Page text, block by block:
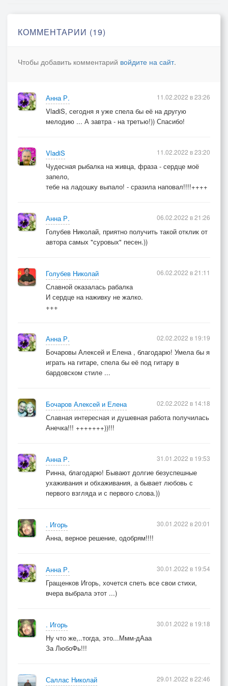
Ловили меня, ловили –
Поймал меня всё же? Или …
КОММЕНТАРИИ (19)
Чтобы добавить комментарий войдите на сайт.
Анна Р.
VladiS, сегодня я уже спела бы её на другую
мелодию ... А завтра - на третью!)) Спасибо!
11.02.2022 в 23:26
VladiS
Чудесная рыбалка на живца, фраза - сердце моё
запело,
тебе на ладошку выпало! - сразила наповал!!!!++++
11.02.2022 в 23:20
Анна Р.
Голубев Николай, приятно получить такой отклик от
автора самых "суровых" песен.))
06.02.2022 в 21:26
Голубев Николай
Славной оказалась рабалка
И сердце на наживку не жалко.
+++
06.02.2022 в 21:11
Анна Р.
Бочаровы Алексей и Елена , благодарю! Умела бы я
играть на гитаре, спела бы её под гитару в
бардовском стиле ...
02.02.2022 в 19:19
Бочаров Алексей и Елена
Славная интересная и душевная работа получилась
Анечка!!! +++++++))!!!
02.02.2022 в 14:18
Анна Р.
Ринна, благодарю! Бывают долгие безуспешные
ухаживания и обхаживания, а бывает любовь с
первого взгляда и с первого слова.))
31.01.2022 в 19:53
. Игорь
Анна, верное решение, одобрям!!!!
30.01.2022 в 20:01
Анна Р.
Гращенков Игорь, хочется спеть все свои стихи,
вчера выбрала этот ...)
30.01.2022 в 19:54
. Игорь
Ну что же,..тогда, это...Ммм-дАаа
За ЛюбоФь!!!
30.01.2022 в 19:18
Саллас Николай 29.01.2022 в 22:46